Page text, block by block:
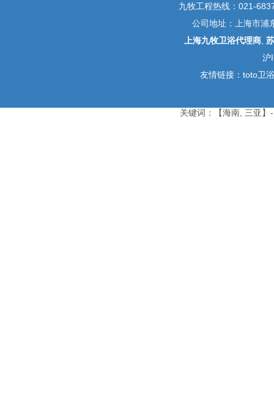
九牧工程热线：021-
公司地址：上海市浦
上海九牧卫浴代理商
沪
友情链接： toto卫
关键词：【海南, 三亚